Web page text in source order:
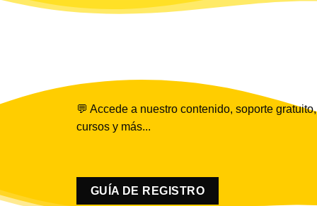
💬 Accede a nuestro contenido, soporte gratuito,
cursos y más...
GUÍA DE REGISTRO